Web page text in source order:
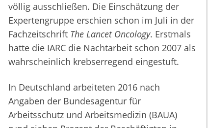
völlig ausschließen. Die Einschätzung der
Expertengruppe erschien schon im Juli in der
Fachzeitschrift The Lancet Oncology. Erstmals
hatte die IARC die Nachtarbeit schon 2007 als
wahrscheinlich krebserregend eingestuft.
In Deutschland arbeiteten 2016 nach
Angaben der Bundesagentur für
Arbeitsschutz und Arbeitsmedizin (BAUA)